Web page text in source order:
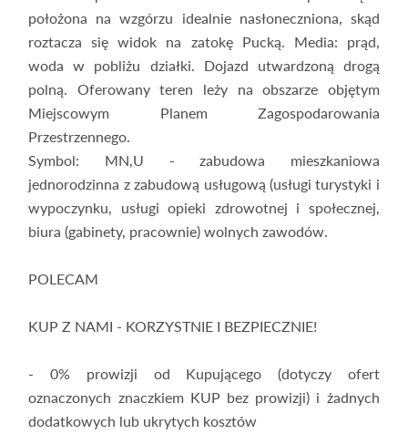
położona na wzgórzu idealnie nasłoneczniona, skąd
roztacza się widok na zatokę Pucką. Media: prąd,
woda w pobliżu działki. Dojazd utwardzoną drogą
polną. Oferowany teren leży na obszarze objętym
Miejscowym Planem Zagospodarowania
Przestrzennego.
Symbol: MN,U - zabudowa mieszkaniowa
jednorodzinna z zabudową usługową (usługi turystyki i
wypoczynku, usługi opieki zdrowotnej i społecznej,
biura (gabinety, pracownie) wolnych zawodów.
POLECAM
KUP Z NAMI - KORZYSTNIE I BEZPIECZNIE!
- 0% prowizji od Kupującego (dotyczy ofert
oznaczonych znaczkiem KUP bez prowizji) i żadnych
dodatkowych lub ukrytych kosztów